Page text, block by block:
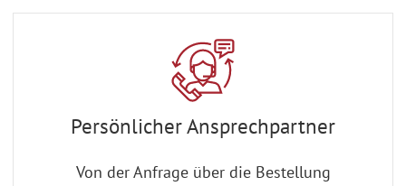
Persönlicher Ansprechpartner
Von der Anfrage über die Bestellung